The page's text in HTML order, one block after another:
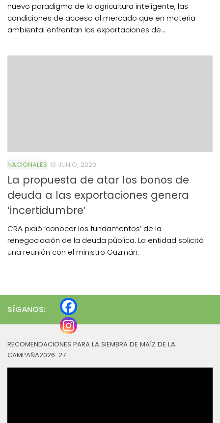
nuevo paradigma de la agricultura inteligente, las
condiciones de acceso al mercado que en materia
ambiental enfrentan las exportaciones de...
NACIONALES 13 JUNIO, 2020
La propuesta de atar los bonos de
deuda a las exportaciones genera
‘incertidumbre’
CRA pidió ‘conocer los fundamentos’ de la
renegociación de la deuda pública. La entidad solicitó
una reunión con el ministro Guzmán.
SÍGANOS:
RECOMENDACIONES PARA LA SIEMBRA DE MAÍZ DE LA
CAMPAÑA2026-27